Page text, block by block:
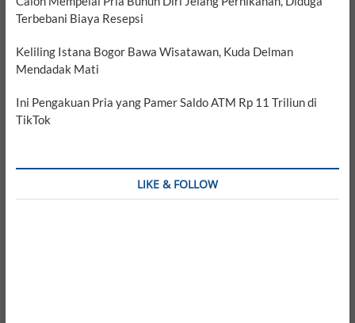
Terbebani Biaya Resepsi
Keliling Istana Bogor Bawa Wisatawan, Kuda Delman
Mendadak Mati
Ini Pengakuan Pria yang Pamer Saldo ATM Rp 11 Triliun di
TikTok
LIKE & FOLLOW